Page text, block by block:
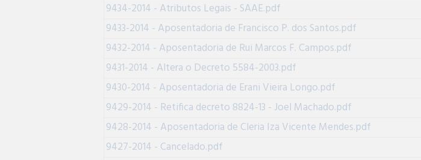
9434-2014 - Atributos Legais - SAAE.pdf
9433-2014 - Aposentadoria de Francisco P. dos Santos.pdf
9432-2014 - Aposentadoria de Rui Marcos F. Campos.pdf
9431-2014 - Altera o Decreto 5584-2003.pdf
9430-2014 - Aposentadoria de Erani Vieira Longo.pdf
9429-2014 - Retifica decreto 8824-13 - Joel Machado.pdf
9428-2014 - Aposentadoria de Cleria Iza Vicente Mendes.pdf
9427-2014 - Cancelado.pdf